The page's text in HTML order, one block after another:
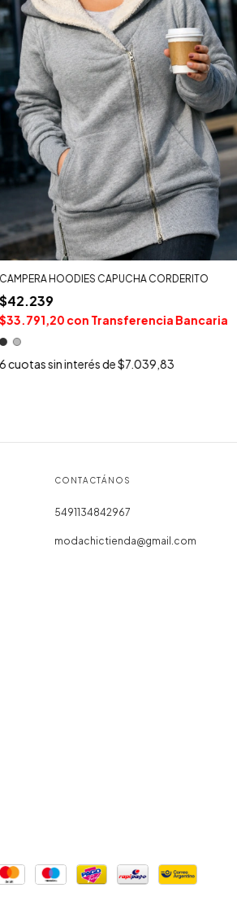
CAMPERA HOODIES CAPUCHA CORDERITO
$42.239
$33.791,20conTransferencia Bancaria
6cuotas sin interés de$7.039,83
CONTACTÁNOS
5491134842967
modachictienda@gmail.com